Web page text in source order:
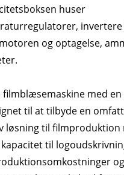
huser
og optagelse,
filmblæsemaskine med
til at tilbyde en
løsning til filmproduktion
til